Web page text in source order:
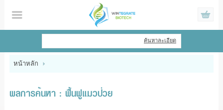
ไทย | English
หน้าหลัก
ค้นหาละเอียด
หน้าหลัก
ผลการค้นหา : ฟื้นฟูแมวป่วย